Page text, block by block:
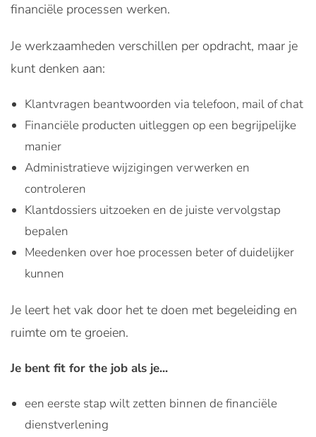
financiële processen werken.
Je werkzaamheden verschillen per opdracht, maar je
kunt denken aan:
Klantvragen beantwoorden via telefoon, mail of chat
Financiële producten uitleggen op een begrijpelijke
manier
Administratieve wijzigingen verwerken en
controleren
Klantdossiers uitzoeken en de juiste vervolgstap
bepalen
Meedenken over hoe processen beter of duidelijker
kunnen
Je leert het vak door het te doen met begeleiding en
ruimte om te groeien.
Je bent fit for the job als je...
een eerste stap wilt zetten binnen de financiële
dienstverlening